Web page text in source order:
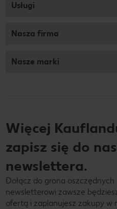
Usługi
Nasza firma
Nasze marki
Więcej
zapisz się do
newslettera.
Dołącz do grona
newsletterowi zawsze
ofertą i zaplanujesz zakupy w